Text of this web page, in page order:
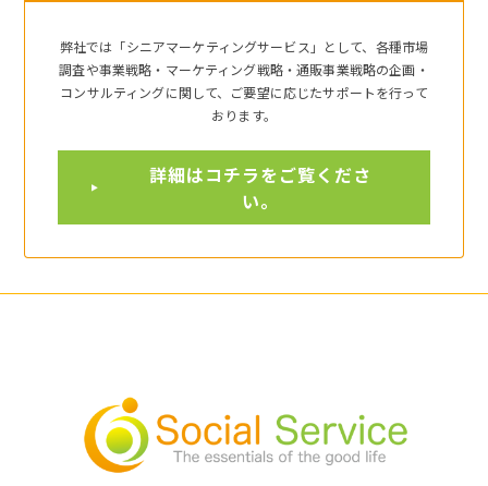
弊社では「シニアマーケティングサービス」として、各種市場
調査や事業戦略・マーケティング戦略・通販事業戦略の企画・
コンサルティングに関して、ご要望に応じたサポートを行って
おります。
詳細はコチラをご覧くださ
い。